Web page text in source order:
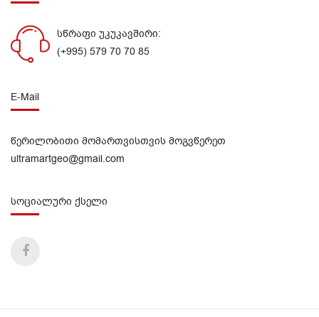
სწრაფი უკუკავშირი:
(+995) 579 70 70 85
E-Mail
წერილობითი მომართვისთვის მოგვწერეთ
ultramartgeo@gmail.com
სოციალური ქსელი